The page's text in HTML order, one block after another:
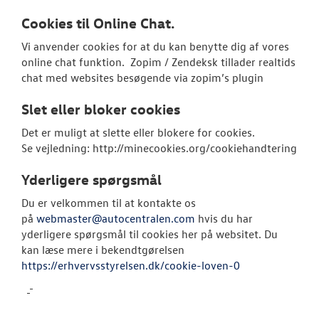
Cookies til Online Chat.
Vi anvender cookies for at du kan benytte dig af vores
online chat funktion. Zopim / Zendeksk tillader realtids
chat med websites besøgende via zopim’s plugin
Slet eller bloker cookies
Det er muligt at slette eller blokere for cookies.
Se vejledning: http://minecookies.org/cookiehandtering
Yderligere spørgsmål
Du er velkommen til at kontakte os
på webmaster@autocentralen.com hvis du har
yderligere spørgsmål til cookies her på websitet. Du
kan læse mere i bekendtgørelsen
https://erhvervsstyrelsen.dk/cookie-loven-0